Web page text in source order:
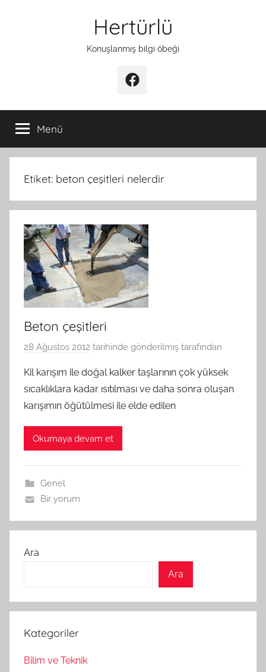
Hertürlü
Konuşlanmış bilgi öbeği
Facebook
Menü
Etiket: beton çeşitleri nelerdir
Beton çeşitleri
28 Ağustos 2012 tarihinde gönderilmiş tarafından
Kil karışım ile doğal kalker taşlarının çok yüksek
sıcaklıklara kadar ısıtılması ve daha sonra oluşan
karışımın öğütülmesi ile elde edilen
Okumaya devam et
Genel
Bir yorum
Ara
Ara
Kategoriler
Bilim ve Teknik